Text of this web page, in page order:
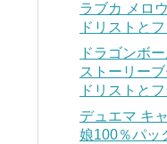
ラブカ メロ
ドリストと
ドラゴンボ
ストーリー
ドリストと
デュエマ キ
娘100％パッ